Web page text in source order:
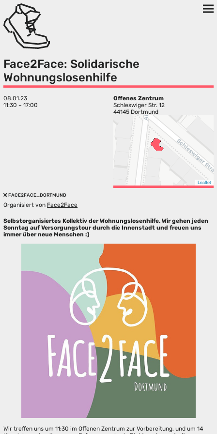
Face2Face: Solidarische
Wohnungslosenhilfe
08.01.23
11:30 – 17:00
Offenes Zentrum
Schleswiger Str. 12
44145 Dortmund
Leaflet
FACE2FACE_DORTMUND
Organisiert von Face2Face
Selbstorganisiertes Kollektiv der Wohnungslosenhilfe. Wir gehen jeden
Sonntag auf Versorgungstour durch die Innenstadt und freuen uns
immer über neue Menschen :)
Wir treffen uns um 11:30 im Offenen Zentrum zur Vorbereitung, und um 14